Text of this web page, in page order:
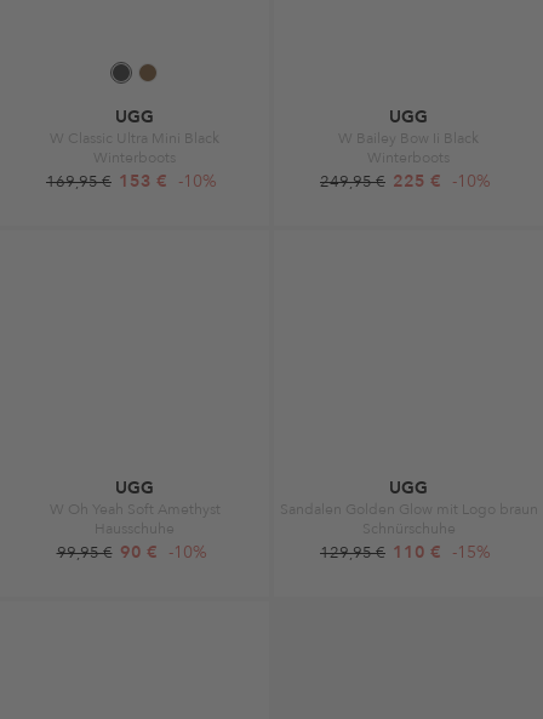
UGG
W Classic Ultra Mini Black
Winterboots
169,95 € 153 € -10%
UGG
W Bailey Bow Ii Black
Winterboots
249,95 € 225 € -10%
UGG
W Oh Yeah Soft Amethyst
Hausschuhe
99,95 € 90 € -10%
UGG
Sandalen Golden Glow mit Logo braun
Schnürschuhe
129,95 € 110 € -15%